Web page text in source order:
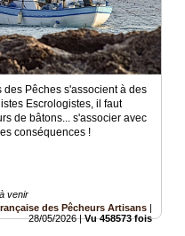
des Pêches s'associent à des
Escrologistes, il faut
de bâtons... s'associer avec
conséquences !
venir
des Pêcheurs Artisans |
28/05/2026|Vu 458573 fois